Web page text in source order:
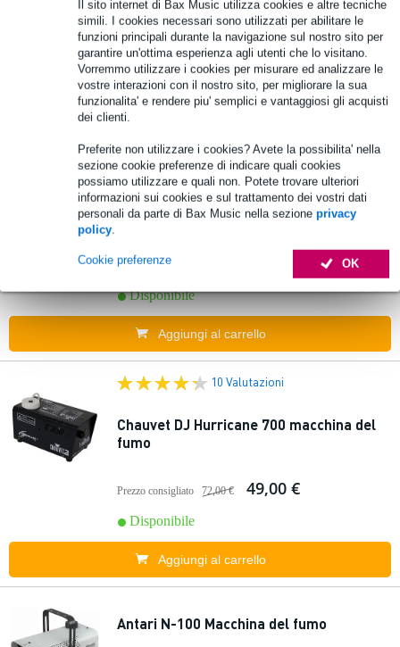
Il sito internet di Bax Music utilizza cookies e altre tecniche
simili. I cookies necessari sono utilizzati per abilitare le
funzioni principali durante la navigazione sul nostro sito per
garantire un'ottima esperienza agli utenti che lo visitano.
Vorremmo utilizzare i cookies per misurare ed analizzare le
vostre interazioni con il nostro sito, per migliorare la sua
funzionalita' e rendere piu' semplici e vantaggiosi gli acquisti
dei clienti.
Preferite non utilizzare i cookies? Avete la possibilita' nella
sezione cookie preferenze di indicare quali cookies
possiamo utilizzare e quali non. Potete trovare ulteriori
informazioni sui cookies e sul trattamento dei vostri dati
personali da parte di Bax Music nella sezione privacy
policy.
OK
Cookie preferenze
Eurolite N-130 Macchina del fumo da tour
Prezzo consigliato 652,00 € 535,00 €
Aggiungi al carrello
Antari Z-1000X MK3 Fogger
Prezzo consigliato
Disponibile
Aggiungi al carrello
10 Valutazioni
Chauvet DJ Hurricane 700 macchina del
fumo
Prezzo consigliato 72,00 € 49,00 €
Disponibile
Aggiungi al carrello
Antari N-100 Macchina del fumo